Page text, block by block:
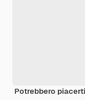
Potrebbero